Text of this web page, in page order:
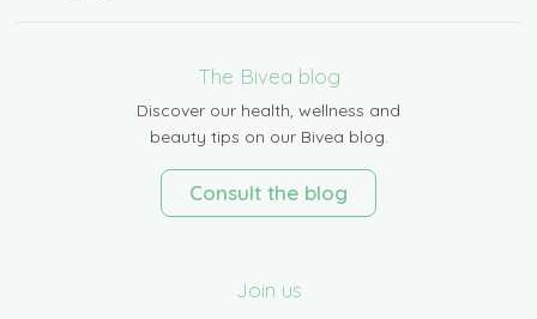
The Bivea blog
Discover our health, wellness and
beauty tips on our Bivea blog.
Consult the blog
Join us